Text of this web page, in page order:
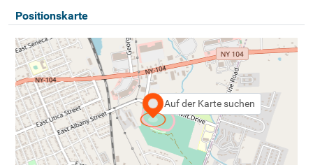
Positionskarte
Auf der Karte suchen